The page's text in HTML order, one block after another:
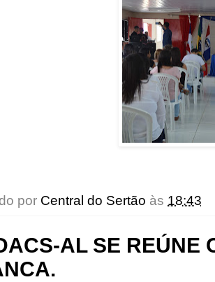
por Central do Sertão às 18:43
AL SE REÚNE